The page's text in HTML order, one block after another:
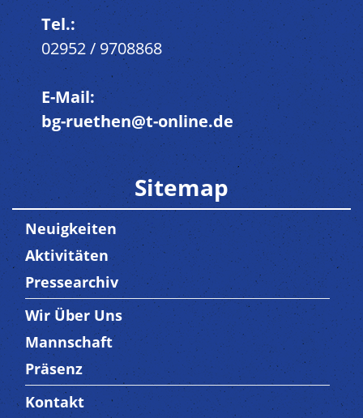
Tel.:
02952 / 9708868
E-Mail:
bg-ruethen@t-online.de
Sitemap
Neuigkeiten
Aktivitäten
Pressearchiv
Trenner3
Wir Über Uns
Mannschaft
Präsenz
Trenner4
Kontakt